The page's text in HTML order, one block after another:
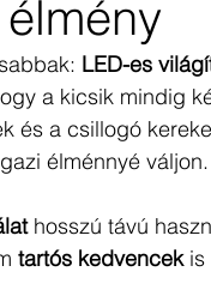
LED-es
a kicsik mindig
és a csillogó
élménnyé váljon.
hosszú távú
tartós kedvencek is